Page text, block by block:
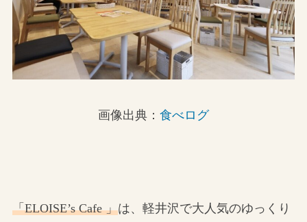
画像出典： 食べログ
「ELOISE’s Cafe 」は、軽井沢で大人気のゆっくり